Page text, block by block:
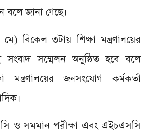
বলে জানা গেছে।
বিকেল ৩টায় শিক্ষা মন্ত্রণালয়ের
সংবাদ সম্মেলন অনুষ্ঠিত হবে বলে
মন্ত্রণালয়ের জনসংযোগ কর্মকর্তা
ও সমমান পরীক্ষা এবং এইচএসসি